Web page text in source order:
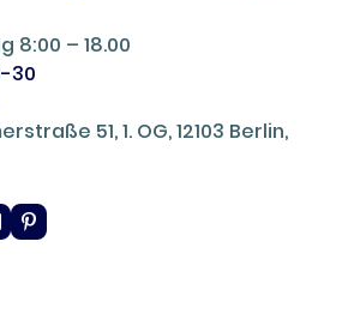
8:00 – 18.00
30
51, 1. OG, 12103 Berlin,